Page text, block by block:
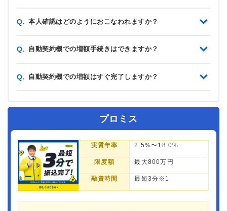
Q. 本人確認はどのようにおこなわれますか？
Q. 自動契約機での増額手続きはできますか？
Q. 自動契約機での増額はすぐ完了しますか？
プロミス
実質年率 2.5%〜18.0%
限度額 最大800万円
融資時間 最短3分※1